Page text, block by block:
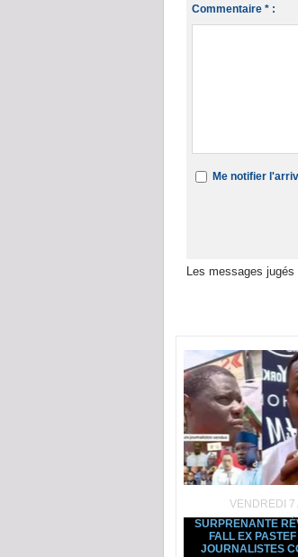
Commentaire * :
Me notifier
Les messages
VENDREDI 7
SURPRENANTE
FALL EX
JOURNALISTES